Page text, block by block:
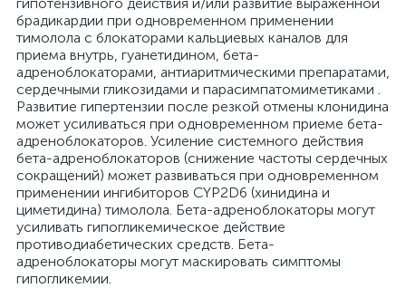
брадикардии при одновременном применении
тимолола с блокаторами кальциевых каналов для
приема внутрь, гуанетидином, бета-
адреноблокаторами, антиаритмическими препаратами,
сердечными гликозидами и парасимпатомиметиками .
Развитие гипертензии после резкой отмены клонидина
может усиливаться при одновременном приеме бета-
адреноблокаторов. Усиление системного действия
бета-адреноблокаторов (снижение частоты сердечных
сокращений) может развиваться при одновременном
применении ингибиторов CYP2D6 (хинидина и
циметидина) тимолола. Бета-адреноблокаторы могут
усиливать гипогликемическое действие
противодиабетических средств. Бета-
адреноблокаторы могут маскировать симптомы
гипогликемии.